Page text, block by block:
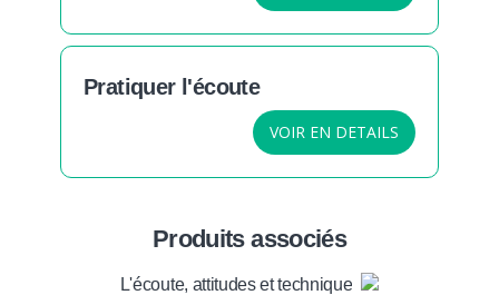
Pratiquer l'écoute
VOIR EN DETAILS
Produits associés
L'écoute, attitudes et techniques